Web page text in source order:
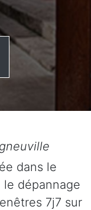
dans le
dépannage
7j7 sur